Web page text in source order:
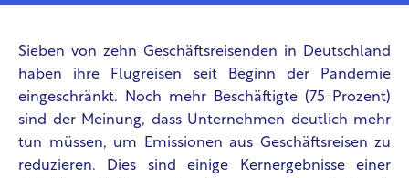
Sieben von zehn Geschäftsreisenden in Deutschland
haben ihre Flugreisen seit Beginn der Pandemie
eingeschränkt. Noch mehr Beschäftigte (75 Prozent)
sind der Meinung, dass Unternehmen deutlich mehr
tun müssen, um Emissionen aus Geschäftsreisen zu
reduzieren. Dies sind einige Kernergebnisse einer